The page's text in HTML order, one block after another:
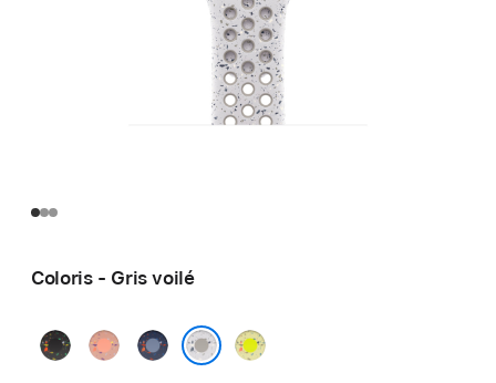
Coloris - Gris voilé
Noir
Rose
Blue
Ribbon
Volt